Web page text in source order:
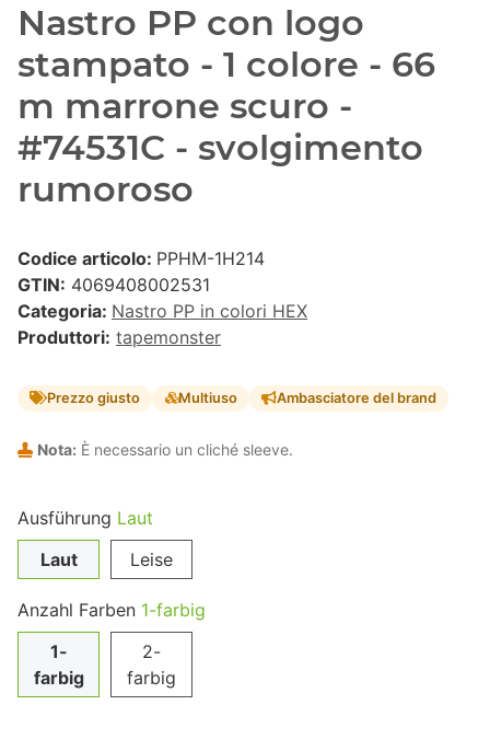
Nastro PP con logo
stampato - 1 colore - 66
m marrone scuro -
#74531C - svolgimento
rumoroso
Codice articolo: PPHM-1H214
GTIN: 4069408002531
Categoria: Nastro PP in colori HEX
Produttori: tapemonster
Prezzo giusto Multiuso Ambasciatore del brand
Nota: È necessario un cliché sleeve.
Ausführung Laut
Laut
Leise
Anzahl Farben 1-farbig
1-
farbig
2-
farbig